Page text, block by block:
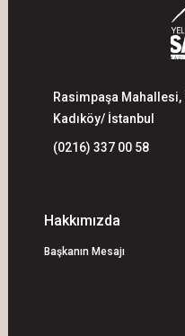
Rasimpaşa Mahallesi,
Kadıköy/ İstanbul
(0216) 337 00 58
Hakkımızda
Başkanın Mesajı